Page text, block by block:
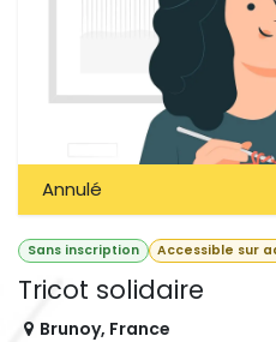
Annulé
Sans inscription Accessible sur
Tricot solidaire
Brunoy, France